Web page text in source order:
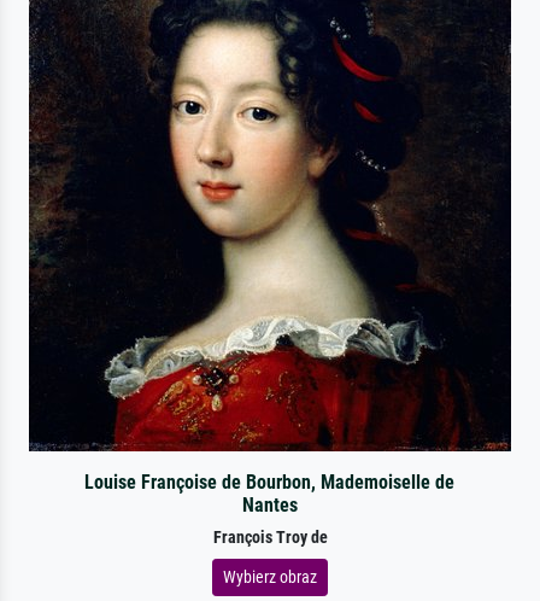
Louise Françoise de Bourbon, Mademoiselle de
Nantes
François Troy de
Wybierz obraz